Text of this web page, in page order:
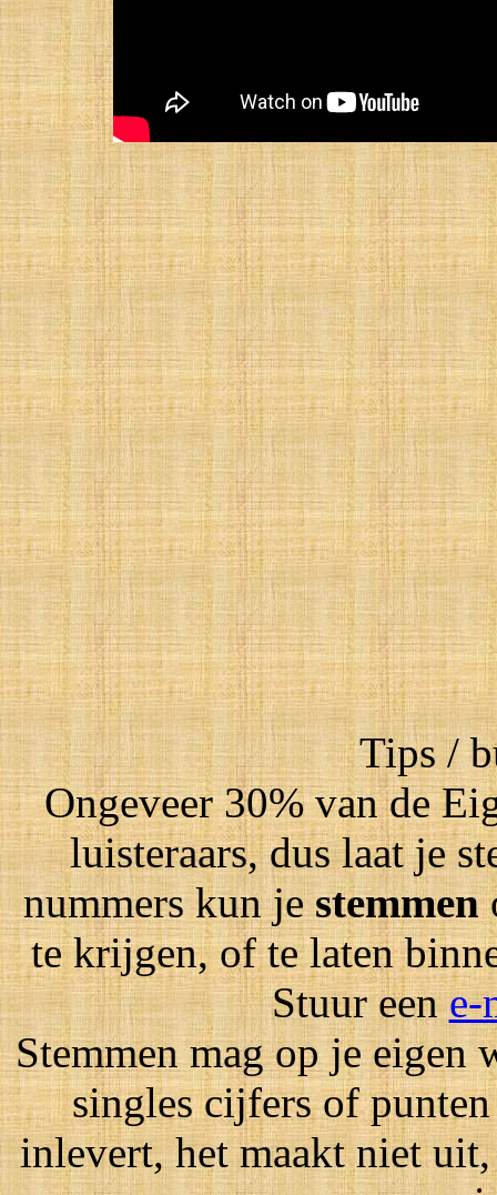
Tips /
Ongeveer 30% van de
luisteraars, dus laat je
nummers kun jestemmen
te krijgen, of te laten
Stuur eene-
Stemmen mag op je
singles cijfers of
inlevert, het maakt niet